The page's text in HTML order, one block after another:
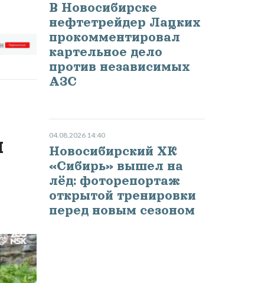
В Новосибирске
нефтетрейдер Лацких
прокомментировал
картельное дело
против независимых
АЗС
04.08.2026 14:40
Новосибирский ХК
«Сибирь» вышел на
лёд: фоторепортаж
открытой тренировки
перед новым сезоном